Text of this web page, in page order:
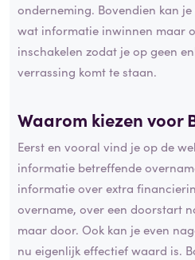
onderneming. Bovendien kan
wat informatie inwinnen maar
inschakelen zodat je op geen
verrassing komt te staan.
Waarom kiezen voor
Eerst en vooral vind je op de
informatie betreffende
informatie over extra
overname, over een doorstart
maar door. Ook kan je even
nu eigenlijk effectief waard is.